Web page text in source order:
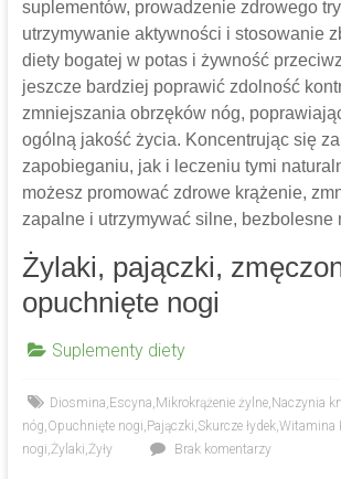
suplementów, prowadzenie zdrowego
utrzymywanie aktywności i stosowanie
diety bogatej w potas i żywność
jeszcze bardziej poprawić zdolność
zmniejszania obrzęków nóg,
ogólną jakość życia. Koncentrując się
zapobieganiu, jak i leczeniu tymi
możesz promować zdrowe krążenie,
zapalne i utrzymywać silne, bezbolesne
Żylaki, pajączki,
opuchnięte nogi
Suplementy diety
Diosmina, Escyna, Mikrokrążenie żylne, Naczynia
nóg,Opuchnięte nogi, Pajączki,Skurcze łydek,Witamina
nogi,Żylaki,Żyły Brak komentarzy